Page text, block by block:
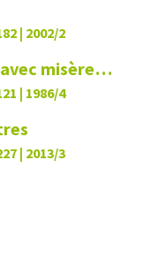
| 2002/2
misère…
| 1986/4
| 2013/3